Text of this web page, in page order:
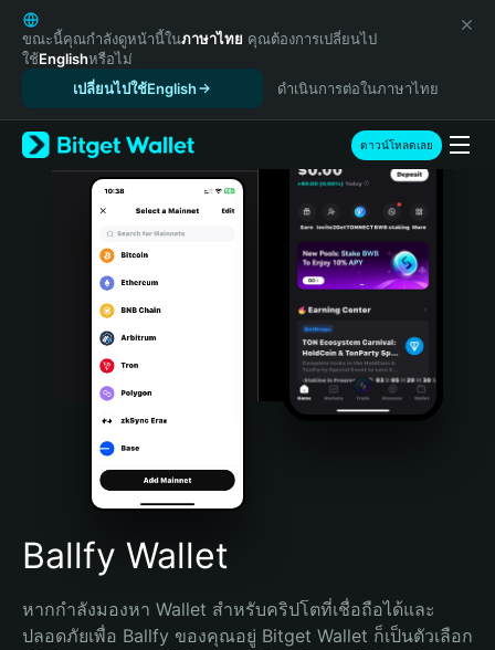
English
日本語
Tiếng Việt
Español (Latinoamérica)
Türkçe
Italiano
Português (Portugal)
Bahasa Indonesia
Português (Brasil)
Español (Argentina)
ขณะนี้คุณกำลังดูหน้านี้ในภาษาไทย คุณต้องการเปลี่ยนไป
ใช้Englishหรือไม่
เปลี่ยนไปใช้English
ดำเนินการต่อในภาษาไทย
ดาวน์โหลดเลย
Ballfy Wallet
หากกำลังมองหา Wallet สำหรับคริปโตที่เชื่อถือได้และ
ปลอดภัยเพื่อ Ballfy ของคุณอยู่ Bitget Wallet ก็เป็นตัวเลือก